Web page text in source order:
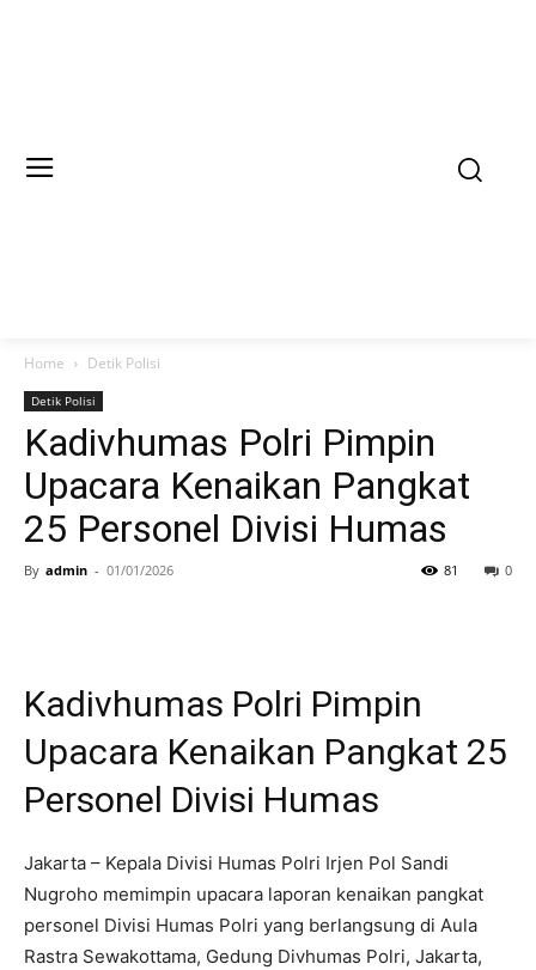
Home Detik Polisi
Detik Polisi
Kadivhumas Polri Pimpin
Upacara Kenaikan Pangkat
25 Personel Divisi Humas
By admin - 01/01/2026 0
81
Kadivhumas Polri Pimpin
Upacara Kenaikan Pangkat 25
Personel Divisi Humas
Jakarta – Kepala Divisi Humas Polri Irjen Pol Sandi
Nugroho memimpin upacara laporan kenaikan pangkat
personel Divisi Humas Polri yang berlangsung di Aula
Rastra Sewakottama, Gedung Divhumas Polri, Jakarta,